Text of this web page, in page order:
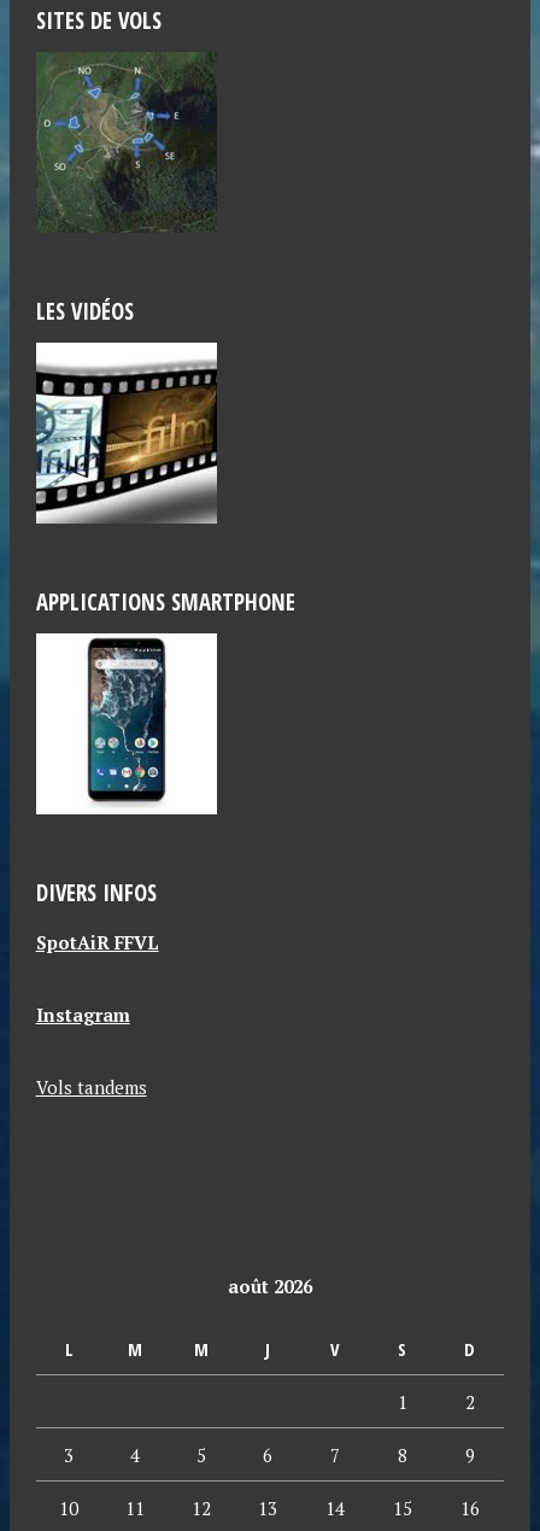
SITES DE VOLS
LES VIDÉOS
APPLICATIONS SMARTPHONE
DIVERS INFOS
SpotAiR FFVL
Instagram
Vols tandems
août 2026
L M M J V S D
1 2
3 4 5 6 7 8 9
10 11 12 13 14 15 16